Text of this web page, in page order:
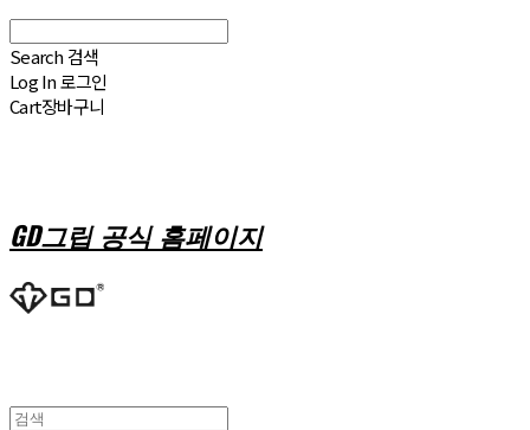
Search 검색
Log In로그인
Cart장바구니
GD그립 공식 홈페이지